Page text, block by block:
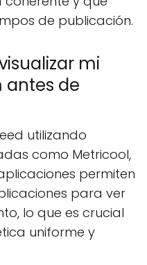
de publicación.
mi
antes de
utilizando
como Metricool,
permiten
para ver
lo que es crucial
uniforme y